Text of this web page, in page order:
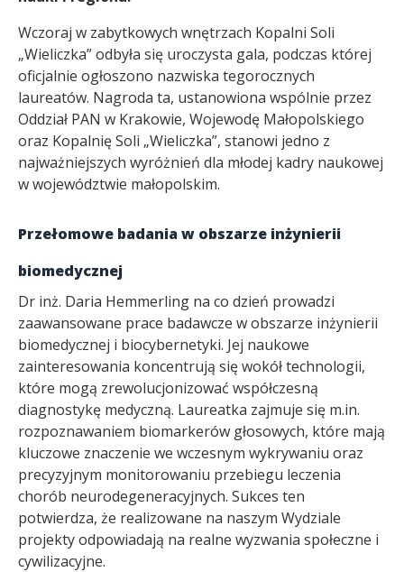
Wczoraj w zabytkowych wnętrzach Kopalni Soli
„Wieliczka” odbyła się uroczysta gala, podczas której
oficjalnie ogłoszono nazwiska tegorocznych
laureatów. Nagroda ta, ustanowiona wspólnie przez
Oddział PAN w Krakowie, Wojewodę Małopolskiego
oraz Kopalnię Soli „Wieliczka”, stanowi jedno z
najważniejszych wyróżnień dla młodej kadry naukowej
w województwie małopolskim.
Przełomowe badania w obszarze inżynierii
biomedycznej
Dr inż. Daria Hemmerling na co dzień prowadzi
zaawansowane prace badawcze w obszarze inżynierii
biomedycznej i biocybernetyki. Jej naukowe
zainteresowania koncentrują się wokół technologii,
które mogą zrewolucjonizować współczesną
diagnostykę medyczną. Laureatka zajmuje się m.in.
rozpoznawaniem biomarkerów głosowych, które mają
kluczowe znaczenie we wczesnym wykrywaniu oraz
precyzyjnym monitorowaniu przebiegu leczenia
chorób neurodegeneracyjnych. Sukces ten
potwierdza, że realizowane na naszym Wydziale
projekty odpowiadają na realne wyzwania społeczne i
cywilizacyjne.